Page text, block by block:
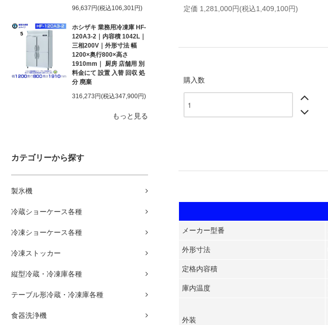
96,637円(税込106,301円)
5
ホシザキ 業務用冷凍庫 HF-
120A3-2｜内容積 1042L｜
三相200V｜外形寸法 幅
1200×奥行800×高さ
1910mm｜ 厨房 店舗用 別
料金にて 設置 入替 回収 処
分 廃棄
316,273円(税込347,900円)
もっと見る
カテゴリーから探す
製氷機
冷蔵ショーケース各種
冷凍ショーケース各種
冷凍ストッカー
縦型冷蔵・冷凍庫各種
テーブル形冷蔵・冷凍庫各種
食器洗浄機
定価 1,281,000円(税込1,409,100円)
購入数
メーカー型番
外形寸法
定格内容積
庫内温度
外装